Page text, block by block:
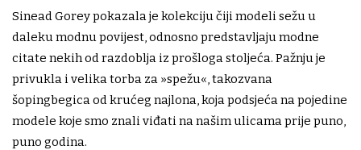
Sinead Gorey pokazala je kolekciju čiji modeli sežu u
daleku modnu povijest, odnosno predstavljaju modne
citate nekih od razdoblja iz prošloga stoljeća. Pažnju je
privukla i velika torba za »spežu«, takozvana
šopingbegica od krućeg najlona, koja podsjeća na pojedine
modele koje smo znali viđati na našim ulicama prije puno,
puno godina.